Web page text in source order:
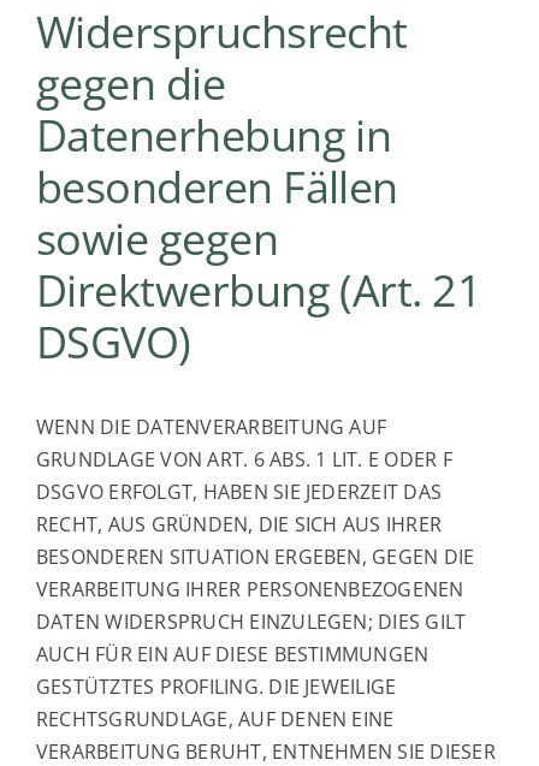
Widerspruchsrecht
gegen die
Datenerhebung in
besonderen Fällen
sowie gegen
Direktwerbung (Art. 21
DSGVO)
WENN DIE DATENVERARBEITUNG AUF
GRUNDLAGE VON ART. 6 ABS. 1 LIT. E ODER F
DSGVO ERFOLGT, HABEN SIE JEDERZEIT DAS
RECHT, AUS GRÜNDEN, DIE SICH AUS IHRER
BESONDEREN SITUATION ERGEBEN, GEGEN DIE
VERARBEITUNG IHRER PERSONENBEZOGENEN
DATEN WIDERSPRUCH EINZULEGEN; DIES GILT
AUCH FÜR EIN AUF DIESE BESTIMMUNGEN
GESTÜTZTES PROFILING. DIE JEWEILIGE
RECHTSGRUNDLAGE, AUF DENEN EINE
VERARBEITUNG BERUHT, ENTNEHMEN SIE DIESER